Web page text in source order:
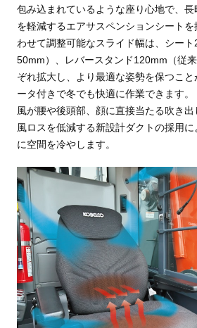
包み込まれているような座り心地で、
を軽減するエアサスペンションシート
わせて調整可能なスライド幅は、シー
50mm）、レバースタンド120mm（従
ぞれ拡大し、より最適な姿勢を保つこ
ータ付きで冬でも快適に作業できます。
風が腰や後頭部、顔に直接当たる吹き
風ロスを低減する新設計ダクトの採用
に空間を冷やします。